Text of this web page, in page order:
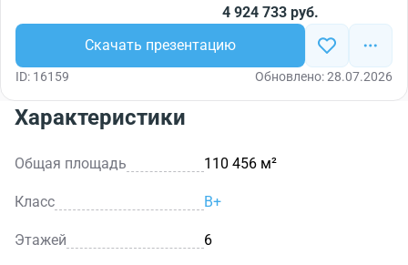
4 924 733 руб.
Скачать презентацию
ID: 16159 Обновлено: 28.07.2026
Характеристики
Общая площадь 110 456 м²
Класс B+
Этажей 6